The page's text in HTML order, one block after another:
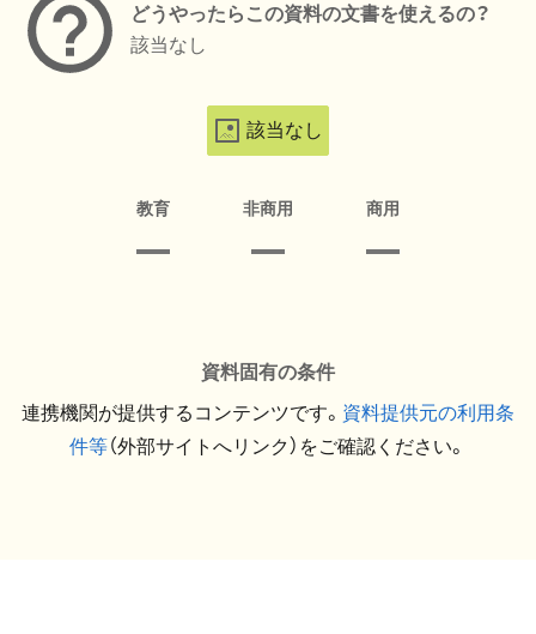
どうやったらこの資料の文書を使えるの？
該当なし
該当なし
教育 非商用 商用
資料固有の条件
連携機関が提供するコンテンツです。 資料提供元の利用条
件等（外部サイトへリンク）をご確認ください。